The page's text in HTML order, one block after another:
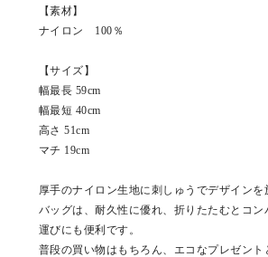
【素材】
ナイロン 100％
【サイズ】
幅最長 59cm
幅最短 40cm
高さ 51cm
マチ 19cm
厚手のナイロン生地に刺しゅうでデザイン
バッグは、耐久性に優れ、折りたたむとコン
運びにも便利です。
普段の買い物はもちろん、エコなプレゼン